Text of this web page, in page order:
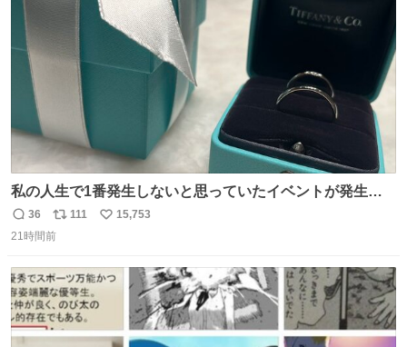
私の人生で1番発生しないと思っていたイベントが発生し
ました
返
信
36
リ
ポ
ト
数
111
い
数
15,753
21時間前